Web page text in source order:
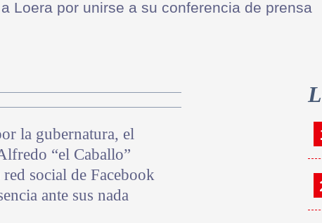
Loera por unirse a su conferencia de prensa
la gubernatura, el
“el Caballo”
social de Facebook
ante sus nada